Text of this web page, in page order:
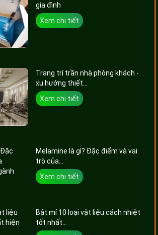
gia đình
Xem chi tiết
Trang trí trần nhà phòng khách -
xu hướng thiết...
Xem chi tiết
Melamine là gì? Đặc điểm và vai
trò của...
Xem chi tiết
Bật mí 10 loại vật liệu cách nhiệt
tốt nhất...